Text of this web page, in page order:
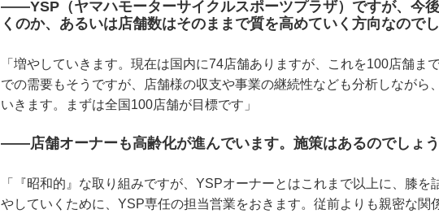
――YSP（ヤマハモーターサイクルスポーツプラザ）ですが、今
くのか、あるいは店舗数はそのままで質を高めていく方向なのでし
「増やしていきます。現在は国内に74店舗ありますが、これを100店舗ま
での需要もそうですが、店舗様の収支や事業の継続性なども分析しながら
いきます。まずは全国100店舗が目標です」
――店舗オーナーも高齢化が進んでいます。施策はあるのでしょう
「『昭和的』な取り組みですが、YSPオーナーとはこれまで以上に、膝を
やしていくために、YSP専任の担当営業をおきます。従前よりも親密な関